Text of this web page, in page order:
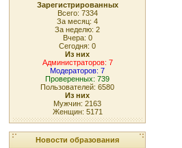
Зарегистрированных
Всего: 7334
За месяц: 4
За неделю: 2
Вчера: 0
Сегодня: 0
Из них
Администраторов: 7
Модераторов: 7
Проверенных: 739
Пользователей: 6580
Из них
Мужчин: 2163
Женщин: 5171
Новости образования